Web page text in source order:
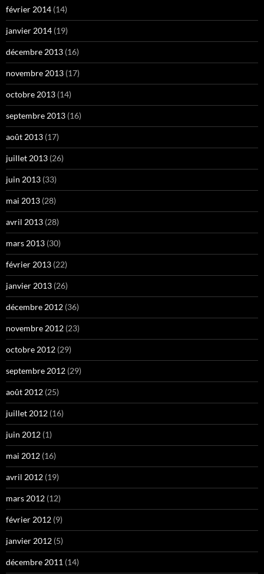
février 2014 (14)
janvier 2014 (19)
décembre 2013 (16)
novembre 2013 (17)
octobre 2013 (14)
septembre 2013 (16)
août 2013 (17)
juillet 2013 (26)
juin 2013 (33)
mai 2013 (28)
avril 2013 (28)
mars 2013 (30)
février 2013 (22)
janvier 2013 (26)
décembre 2012 (36)
novembre 2012 (23)
octobre 2012 (29)
septembre 2012 (29)
août 2012 (25)
juillet 2012 (16)
juin 2012 (1)
mai 2012 (16)
avril 2012 (19)
mars 2012 (12)
février 2012 (9)
janvier 2012 (5)
décembre 2011 (14)